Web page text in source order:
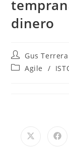
dinero
Gus Terrera
Agile
/